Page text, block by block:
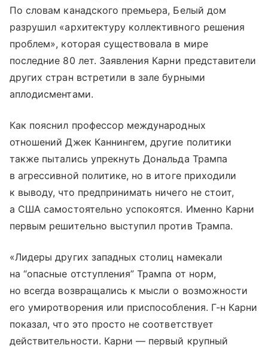
По словам канадского премьера, Белый дом
разрушил «архитектуру коллективного решения
проблем», которая существовала в мире
последние 80 лет. Заявления Карни представители
других стран встретили в зале бурными
аплодисментами.
Как пояснил профессор международных
отношений Джек Каннингем, другие политики
также пытались упрекнуть Дональда Трампа
в агрессивной политике, но в итоге приходили
к выводу, что предпринимать ничего не стоит,
а США самостоятельно успокоятся. Именно Карни
первым решительно выступил против Трампа.
«Лидеры других западных столиц намекали
на “опасные отступления” Трампа от норм,
но всегда возвращались к мысли о возможности
его умиротворения или приспособления. Г-н Карни
показал, что это просто не соответствует
действительности. Карни — первый крупный